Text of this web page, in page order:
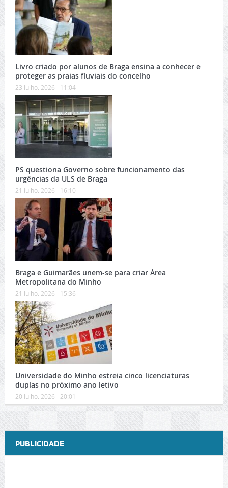
Livro criado por alunos de Braga ensina a conhecer e
proteger as praias fluviais do concelho
23 Julho, 2026 - 11:04
PS questiona Governo sobre funcionamento das
urgências da ULS de Braga
21 Julho, 2026 - 16:10
Braga e Guimarães unem-se para criar Área
Metropolitana do Minho
21 Julho, 2026 - 15:36
Universidade do Minho estreia cinco licenciaturas
duplas no próximo ano letivo
20 Julho, 2026 - 20:01
PUBLICIDADE